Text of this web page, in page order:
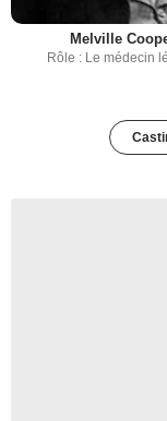
Melville
Rôle : Le médecin